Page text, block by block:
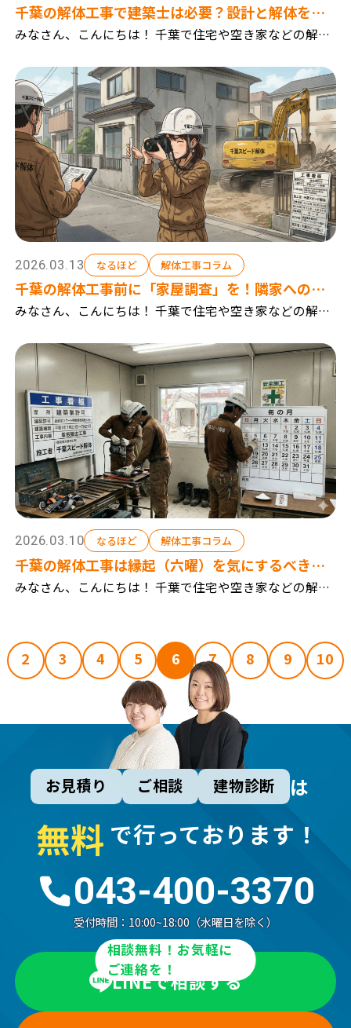
千葉の解体工事で建築士は必要？設計と解体を分
離発注するメリット
みなさん、こんにちは！ 千葉で住宅や空き家などの解体
中心に、建て替えに伴う解体工事や、お庭の倉庫や庭木
の解体工事 アパートやマンション等の大きな解体...
2026.03.13 なるほど 解体工事コラム
千葉の解体工事前に「家屋調査」を！隣家への影
響（ひび割れ等）を防ぐ唯一の方法
みなさん、こんにちは！ 千葉で住宅や空き家などの解体
中心に、建て替えに伴う解体工事や、お庭の倉庫や庭木
の解体工事 アパートやマンション等の大きな解体...
2026.03.10 なるほど 解体工事コラム
千葉の解体工事は縁起（六曜）を気にするべき？
工事と日取り（大安・仏滅）の関係
みなさん、こんにちは！ 千葉で住宅や空き家などの解体
の解体工事 アパートやマンション等の大きな解体...
2 3 4 5 6 7 8 9 10
お見積り ご相談 建物診断 は
無料 で行っております！
043-400-3370
受付時間： 10:00~18:00（水曜日を除く）
相談無料！お気軽に
ご連絡を！
LINEで相談する